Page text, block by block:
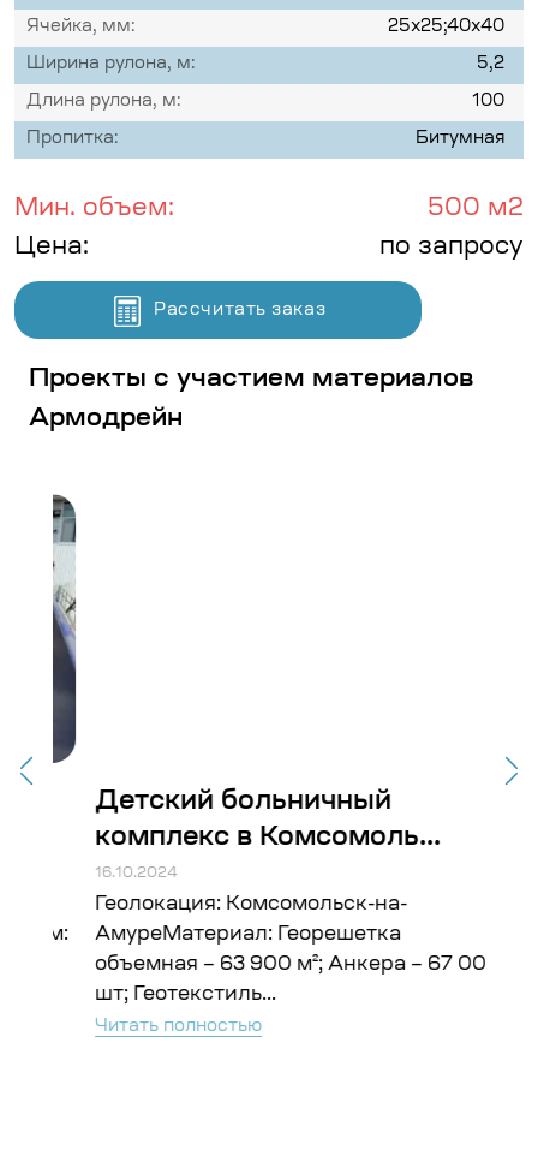
Ячейка, мм: 25х25;40х40
Ширина рулона, м: 5,2
Длина рулона, м: 100
Пропитка: Битумная
Мин. объем:
500 м2
Цена:
по запросу
Рассчитать заказ
Проекты с участием материалов
Армодрейн
Детский больничный
комплекс в Комсомоль...
16.10.2024
Геолокация: Комсомольск-на-
АмуреМатериал: Георешетка
объемная – 63 900 м²; Анкера – 67 000
шт; Геотекстиль...
Читать полностью